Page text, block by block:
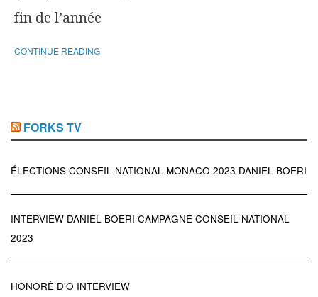
fin de l’année
CONTINUE READING
FORKS TV
ÉLECTIONS CONSEIL NATIONAL MONACO 2023 DANIEL BOERI
INTERVIEW DANIEL BOERI CAMPAGNE CONSEIL NATIONAL
2023
HONORÈ D’O INTERVIEW